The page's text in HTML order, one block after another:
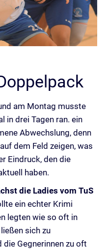
am Montag musste
in drei Tagen ran. ein
Abwechslung, denn
dem Feld zeigen, was
Eindruck, den die
haben.
die Ladies vom TuS
ein echter Krimi
legten wie so oft in
sich zu
die Gegnerinnen zu oft